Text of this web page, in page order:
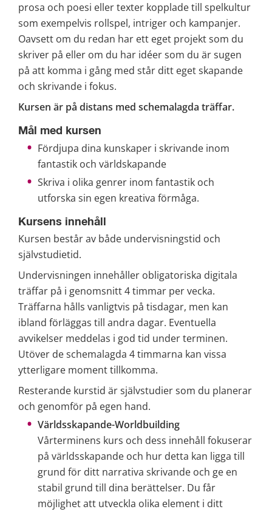
prosa och poesi eller texter kopplade till spelkultur
som exempelvis rollspel, intriger och kampanjer.
Oavsett om du redan har ett eget projekt som du
skriver på eller om du har idéer som du är sugen
på att komma i gång med står ditt eget skapande
och skrivande i fokus.
Kursen är på distans med schemalagda träffar.
Mål med kursen
Fördjupa dina kunskaper i skrivande inom
fantastik och världskapande
Skriva i olika genrer inom fantastik och
utforska sin egen kreativa förmåga.
Kursens innehåll
Kursen består av både undervisningstid och
självstudietid.
Undervisningen innehåller obligatoriska digitala
träffar på i genomsnitt 4 timmar per vecka.
Träffarna hålls vanligtvis på tisdagar, men kan
ibland förläggas till andra dagar. Eventuella
avvikelser meddelas i god tid under terminen.
Utöver de schemalagda 4 timmarna kan vissa
ytterligare moment tillkomma.
Resterande kurstid är självstudier som du planerar
och genomför på egen hand.
Världsskapande-Worldbuilding
Vårterminens kurs och dess innehåll fokuserar
på världsskapande och hur detta kan ligga till
grund för ditt narrativa skrivande och ge en
stabil grund till dina berättelser. Du får
möjlighet att utveckla olika element i ditt